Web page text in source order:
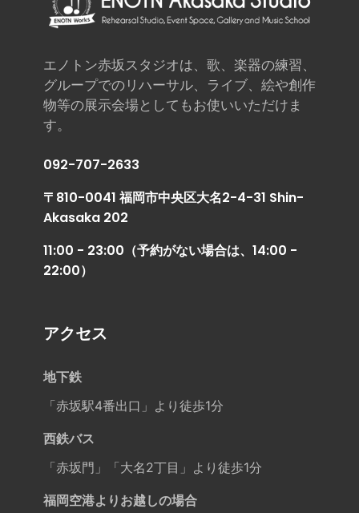
エノトン赤坂スタジオは、歌、楽器の練習、
グループでのリハーサル、ライブ、絵や創作
物等の展示会場としてもお使いいただけま
す。
092-707-2633
〒810-0041 福岡市中央区大名2-4-31 Shin-
Akasaka 202
11:00 - 23:00（予約がない場合は、14:00 -
22:00）
アクセス
地下鉄
「赤坂駅4番出口」より徒歩1分
西鉄バス
「赤坂門」「大名2丁目」より徒歩1分
福岡空港よりお越しの場合